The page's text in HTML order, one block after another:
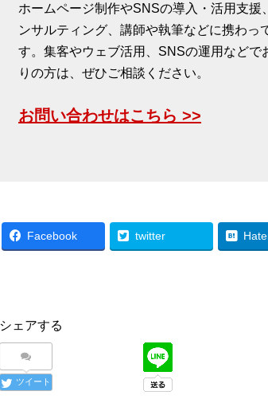
ホームページ制作やSNSの導入・活用支援
ンサルティング、講師や執筆などに携わっ
す。集客やウェブ活用、SNSの運用などで
りの方は、ぜひご相談ください。
お問い合わせはこちら >>
Facebook twitter
シェアする
ツイート